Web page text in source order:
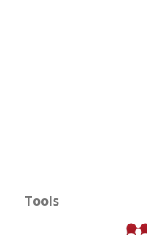
Tools